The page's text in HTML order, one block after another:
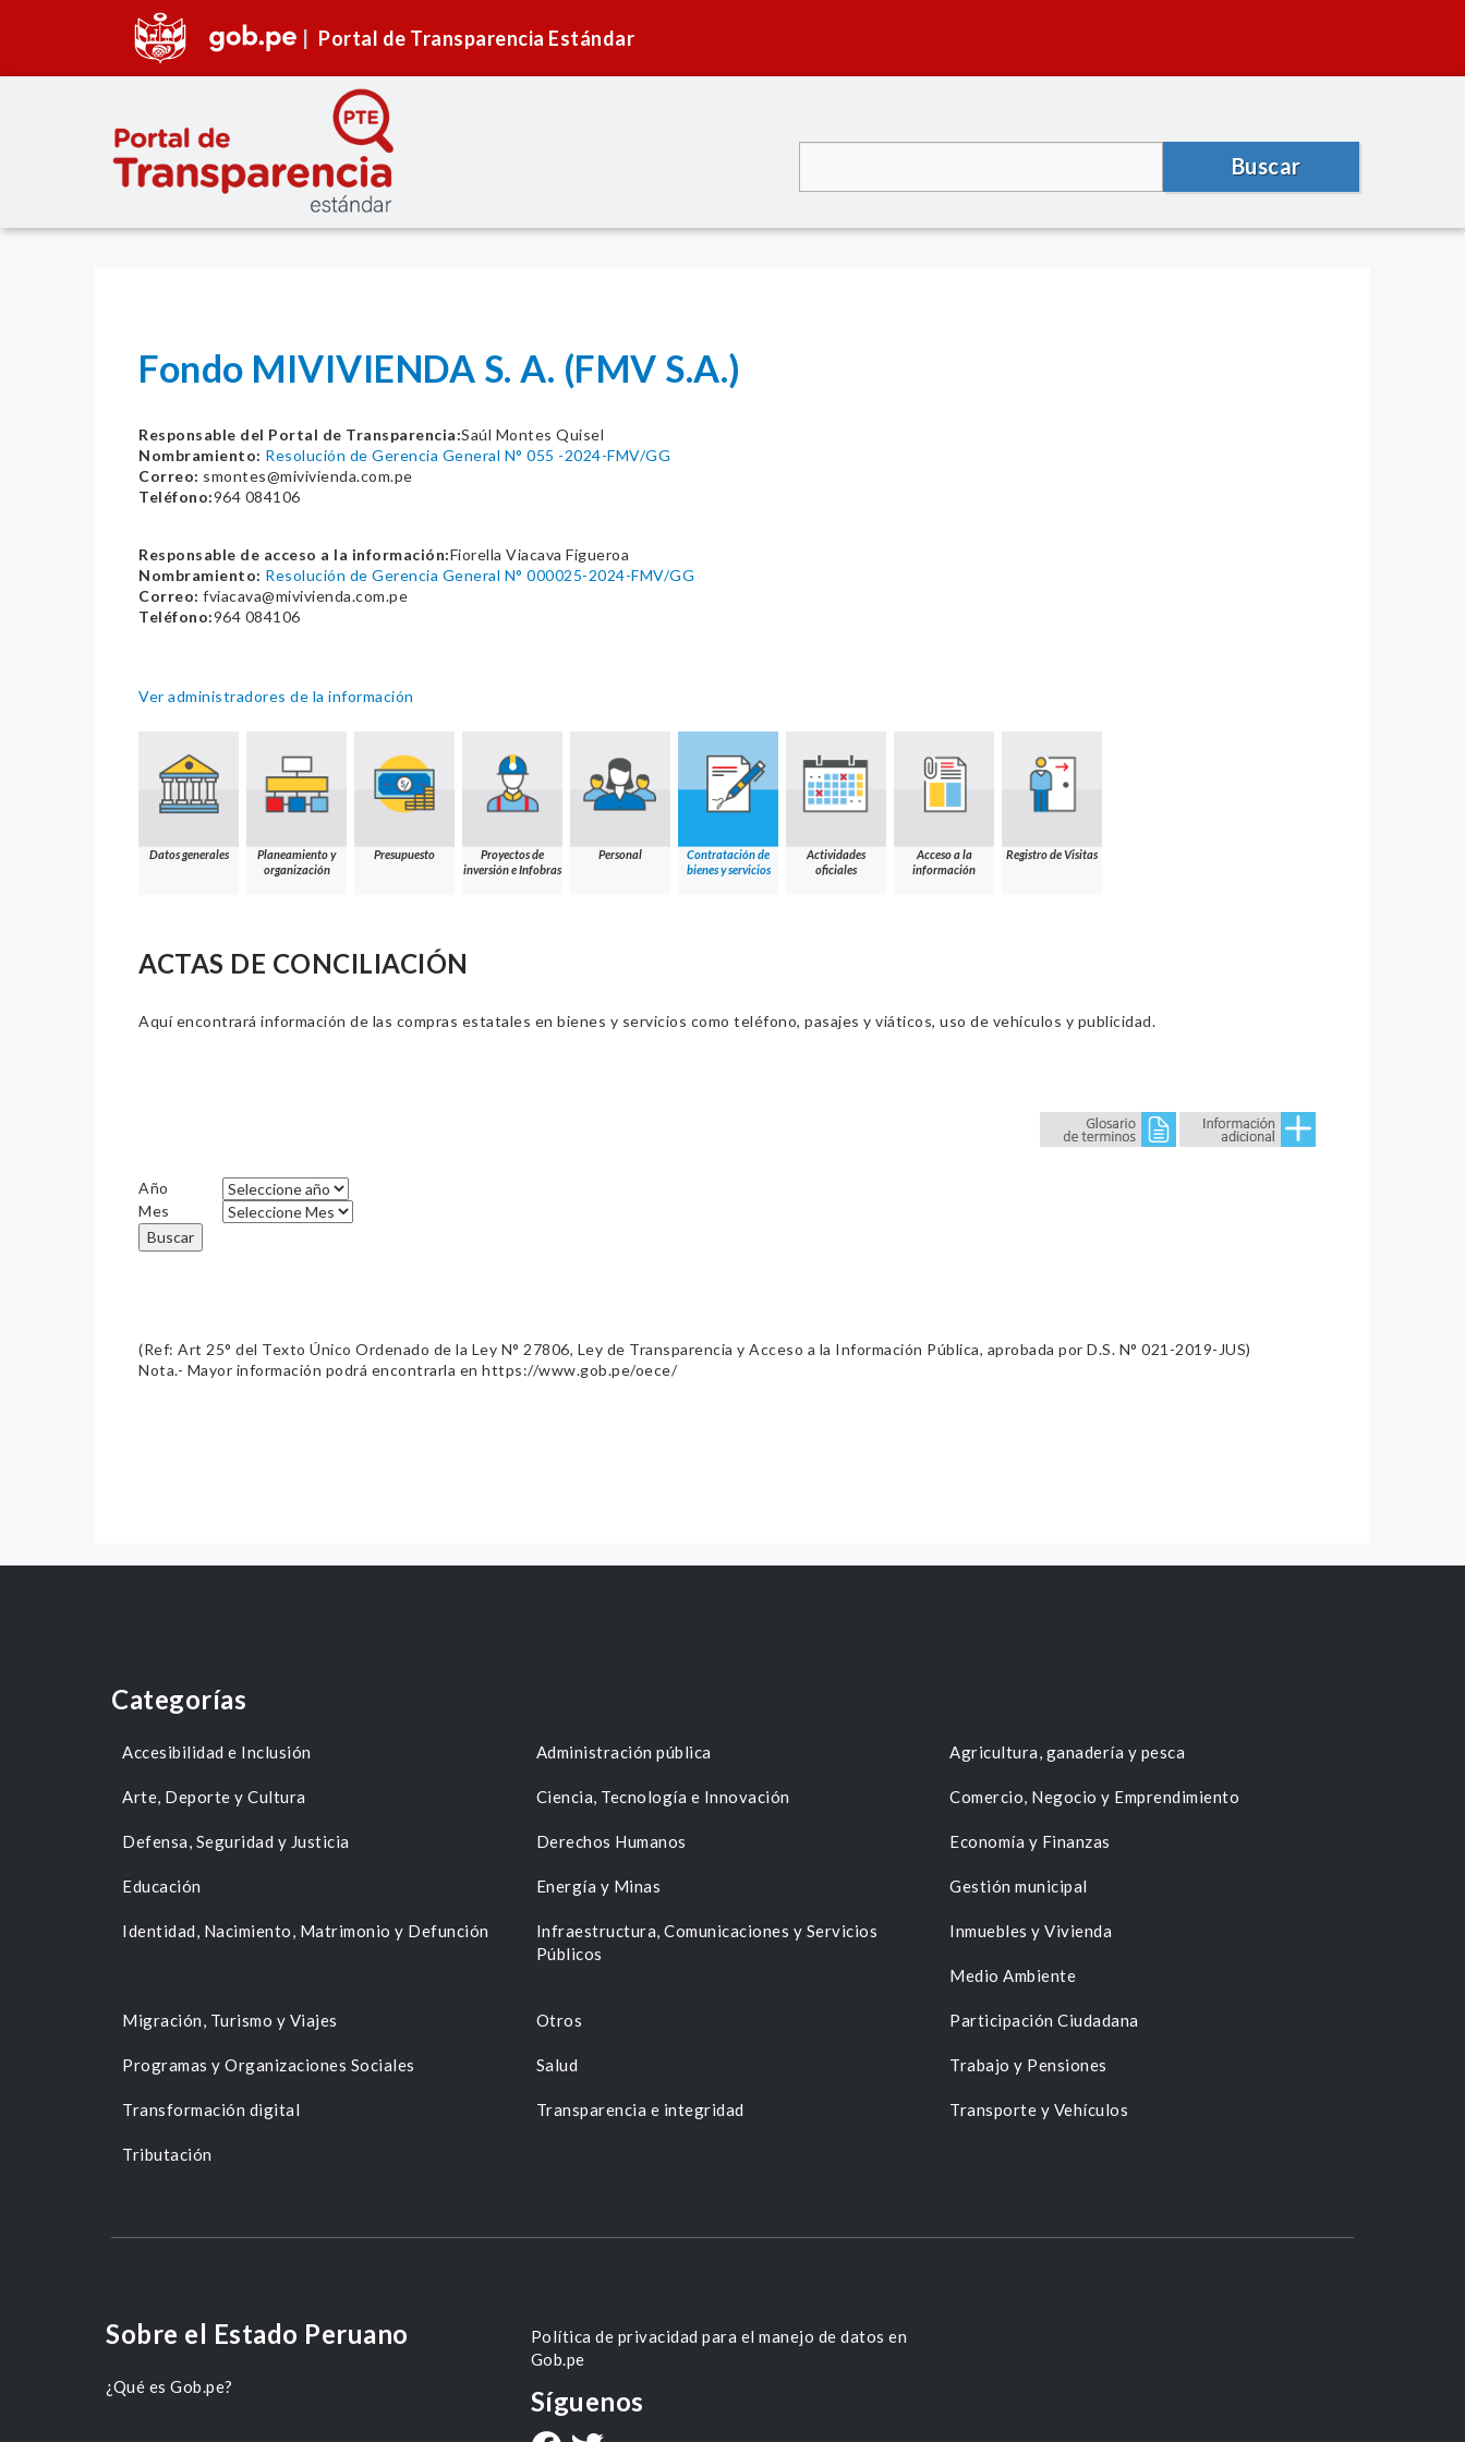
Portal de Transparencia Estándar
Buscar
Fondo MIVIVIENDA S. A. (FMV S.A.)
Responsable del Portal de Transparencia:Saúl Montes Quisel
Nombramiento: Resolución de Gerencia General N° 055 -2024-FMV/GG
Correo: smontes@mivivienda.com.pe
Teléfono:964 084106
Responsable de acceso a la información:Fiorella Viacava Figueroa
Nombramiento: Resolución de Gerencia General N° 000025-2024-FMV/GG
Correo: fviacava@mivivienda.com.pe
Teléfono:964 084106
Ver administradores de la información
Datos generales
Planeamiento y
organización
Presupuesto
Proyectos de
inversión e Infobras
Personal
Contratación de
bienes y servicios
Actividades
oficiales
Acceso a la
información
Registro de Visitas
ACTAS DE CONCILIACIÓN
Aquí encontrará información de las compras estatales en bienes y servicios como teléfono, pasajes y viáticos, uso de vehículos y publicidad.
Año
Mes
Buscar
(Ref: Art 25° del Texto Único Ordenado de la Ley N° 27806, Ley de Transparencia y Acceso a la Información Pública, aprobada por D.S. N° 021-2019-JUS)
Nota.- Mayor información podrá encontrarla en https://www.gob.pe/oece/
Categorías
Accesibilidad e Inclusión Administración pública Agricultura, ganadería y pesca
Arte, Deporte y Cultura Ciencia, Tecnología e Innovación Comercio, Negocio y Emprendimiento
Defensa, Seguridad y Justicia Derechos Humanos Economía y Finanzas
Educación Energía y Minas Gestión municipal
Identidad, Nacimiento, Matrimonio y Defunción
Infraestructura, Comunicaciones y Servicios
Públicos
Inmuebles y Vivienda
Medio Ambiente
Migración, Turismo y Viajes Otros Participación Ciudadana
Programas y Organizaciones Sociales Salud Trabajo y Pensiones
Transformación digital Transparencia e integridad Transporte y Vehículos
Tributación
Sobre el Estado Peruano
¿Qué es Gob.pe?
Política de privacidad para el manejo de datos en
Gob.pe
Síguenos